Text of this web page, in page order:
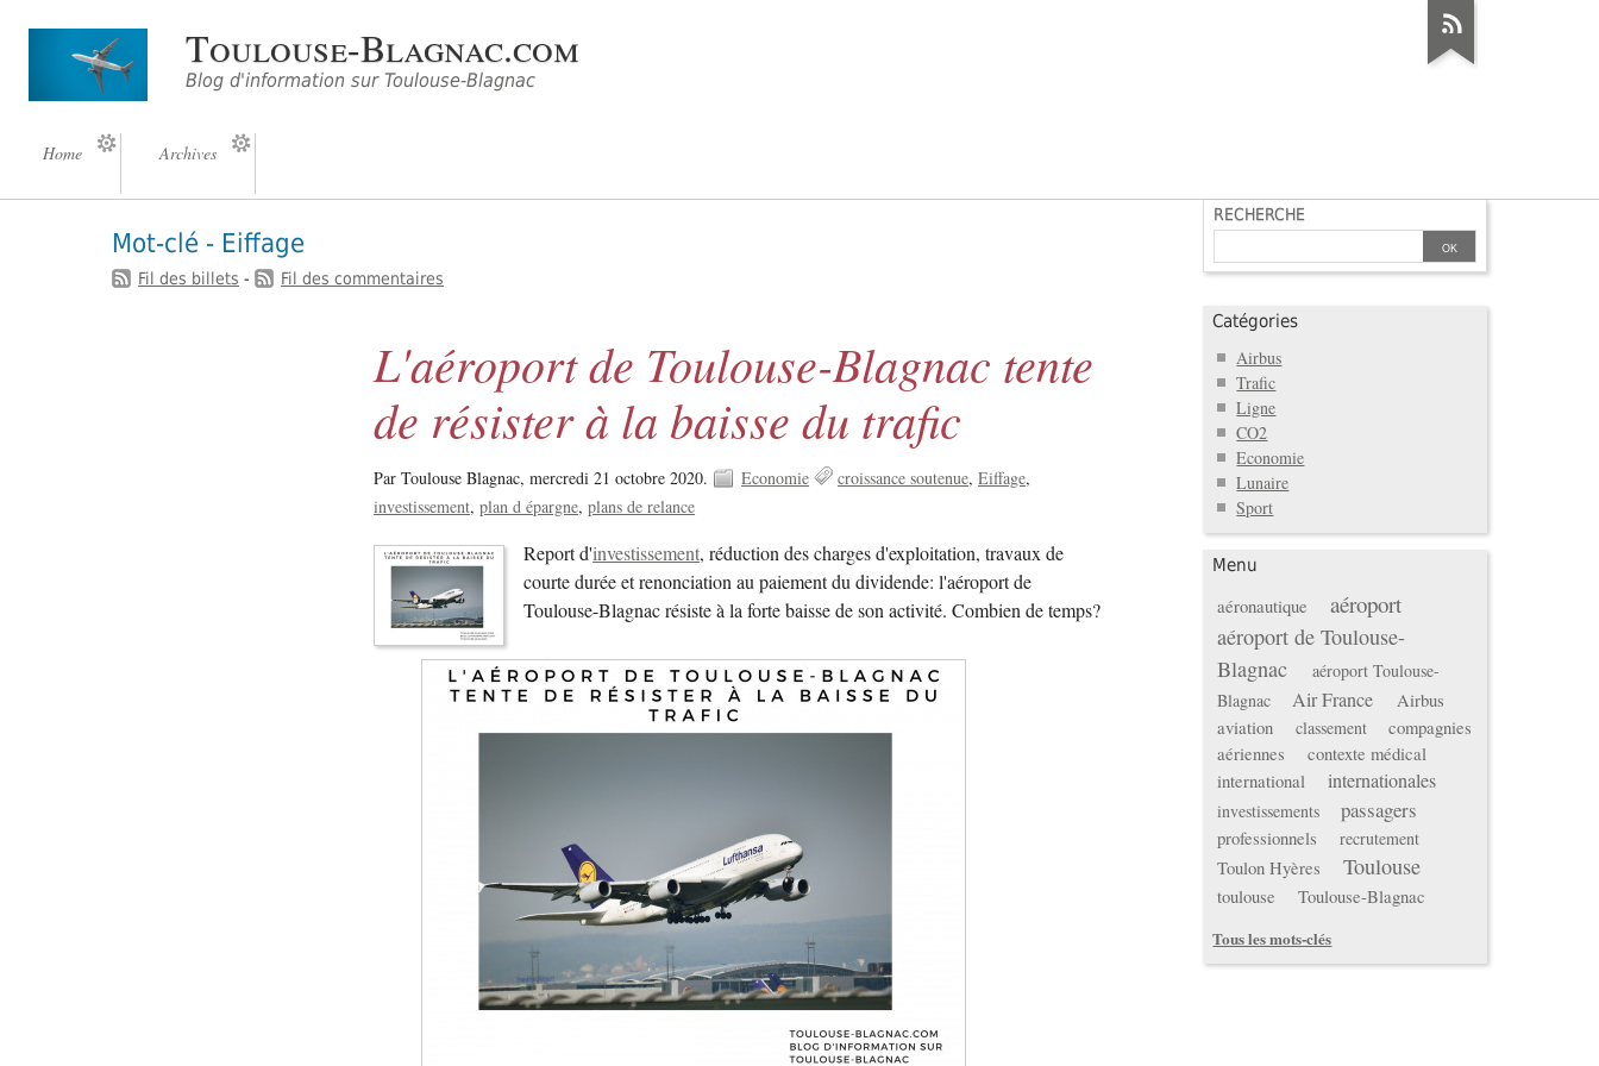
Toulouse-Blagnac.com
Blog d'information sur Toulouse-Blagnac
Home Archives
Mot-clé - Eiffage
Fil des billets - Fil des commentaires
L'aéroport de Toulouse-Blagnac tente
de résister à la baisse du trafic
Par Toulouse Blagnac,mercredi 21 octobre 2020. Economie croissance soutenue Eiffage
investissement plan d épargne plans de relance
Report d'investissement, réduction des charges d'exploitation, travaux de
courte durée et renonciation au paiement du dividende: l'aéroport de
Toulouse-Blagnac résiste à la forte baisse de son activité. Combien de temps?
RECHERCHE
Catégories
Airbus
Trafic
Ligne
CO2
Economie
Lunaire
Sport
Menu
aéronautique aéroport
aéroport de Toulouse-
Blagnac
aéroport Toulouse-
Blagnac
Air France
Airbus
aviation
classement
compagnies
aériennes
contexte médical
international
internationales
investissements passagers
professionnels recrutement
Toulon Hyères Toulouse
toulouse Toulouse-Blagnac
Tous les mots-clés